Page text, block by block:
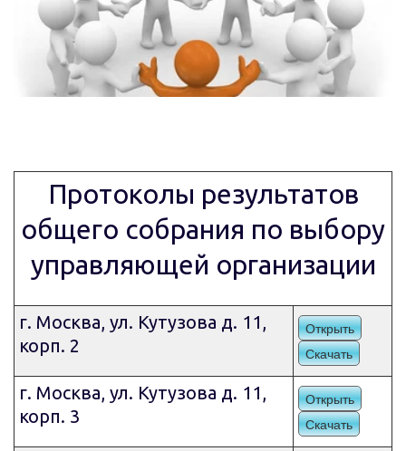
Протоколы результатов
общего собрания по выбору
управляющей организации
г. Москва, ул. Кутузова д. 11,
корп. 2
Открыть
Скачать
г. Москва, ул. Кутузова д. 11,
корп. 3
Открыть
Скачать